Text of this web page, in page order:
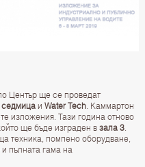
Център ще се проведат
седмицаи Water Tech. Каммартон
изложения. Тази година отново
ще бъде изграден в зала 3.
техника, помпено оборудване,
и пълната гама на